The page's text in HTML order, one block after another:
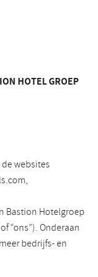
HOTEL GROEP
websites
Bastion Hotelgroep
“ons”). Onderaan
bedrijfs- en